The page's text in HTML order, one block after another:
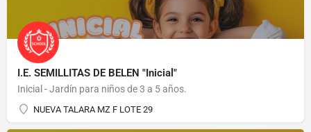
I.E. SEMILLITAS DE BELEN "Inicial"
Inicial - Jardín para niños de 3 a 5 años.
NUEVA TALARA MZ F LOTE 29